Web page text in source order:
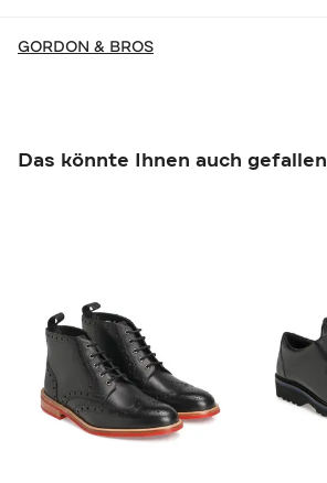
GORDON & BROS
Das könnte Ihnen auch gefallen